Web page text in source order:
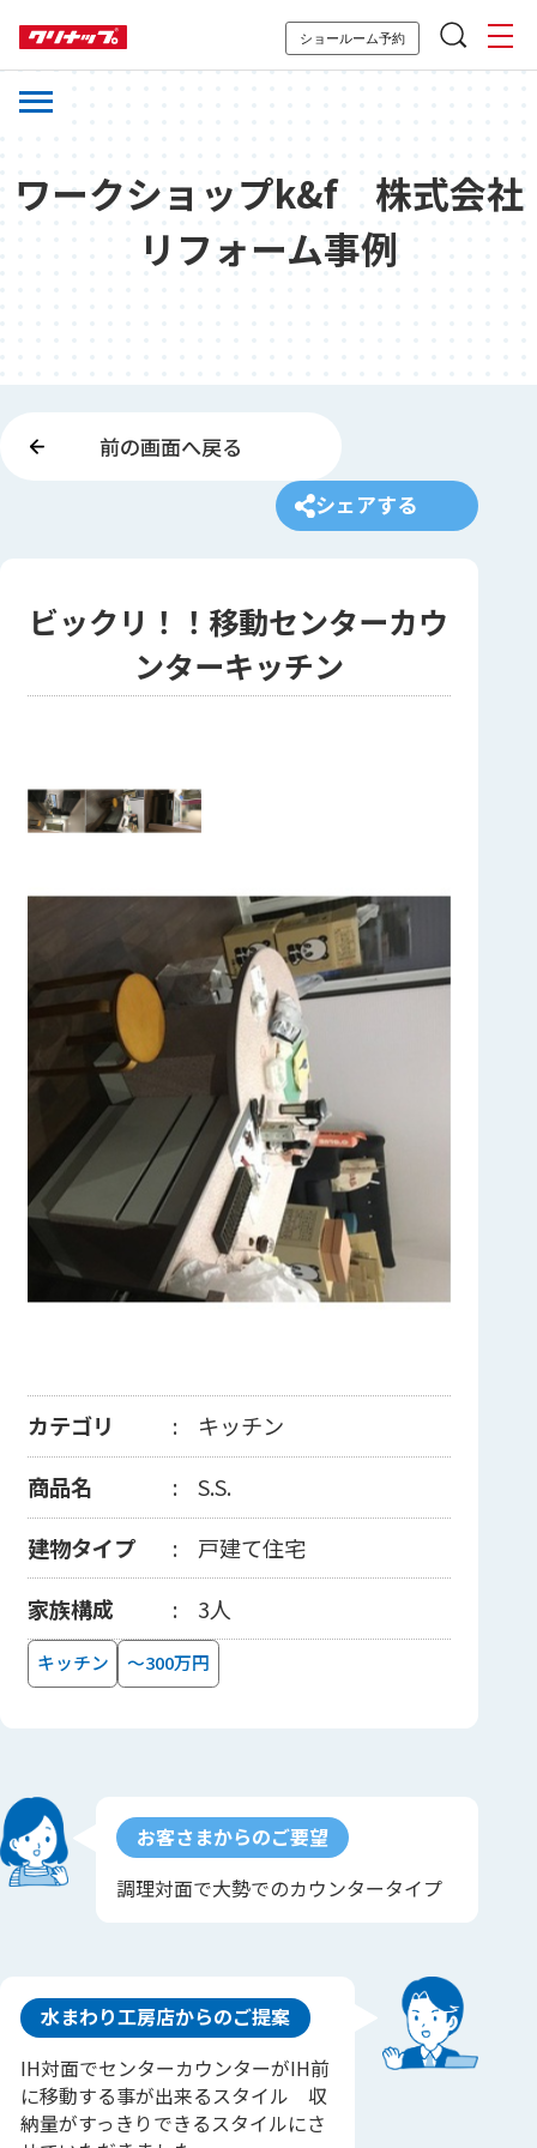
ショールーム予約
ワークショップk&f 株式会社
リフォーム事例
前の画面へ戻る
シェアする
ビックリ！！移動センターカウ
ンターキッチン
カテゴリ
キッチン
商品名
S.S.
建物タイプ
戸建て住宅
家族構成
3人
キッチン ～300万円
お客さまからのご要望
調理対面で大勢でのカウンタータイプ
水まわり工房店からのご提案
IH対面でセンターカウンターがIH前
に移動する事が出来るスタイル 収
納量がすっきりできるスタイルにさ